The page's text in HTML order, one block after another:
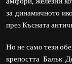
за динамичното
през Късната
Но не само тези
крепостта Балък